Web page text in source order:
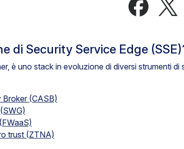
di Security Service Edge
è uno stack in evoluzione di diversi strumenti di
(CASB)
trust (ZTNA)